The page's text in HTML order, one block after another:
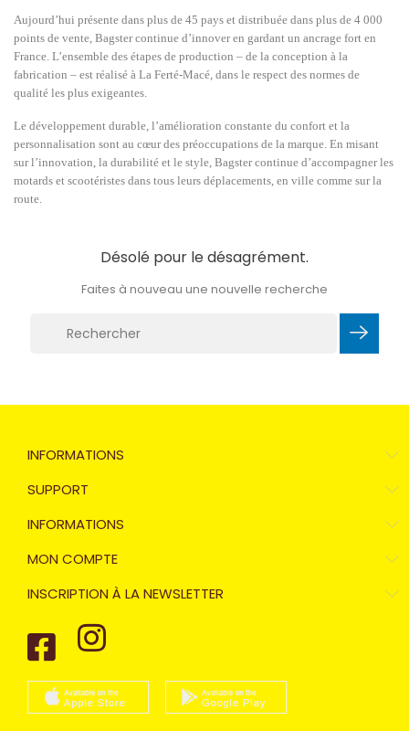
Aujourd’hui présente dans plus de 45 pays et distribuée dans plus de 4 000
points de vente, Bagster continue d’innover en gardant un ancrage fort en
France. L’ensemble des étapes de production – de la conception à la
fabrication – est réalisé à La Ferté-Macé, dans le respect des normes de
qualité les plus exigeantes.
Le développement durable, l’amélioration constante du confort et la
personnalisation sont au cœur des préoccupations de la marque. En misant
sur l’innovation, la durabilité et le style, Bagster continue d’accompagner les
motards et scootéristes dans tous leurs déplacements, en ville comme sur la
route.
Désolé pour le désagrément.
Faites à nouveau une nouvelle recherche
INFORMATIONS
SUPPORT
INFORMATIONS
MON COMPTE
INSCRIPTION À LA NEWSLETTER